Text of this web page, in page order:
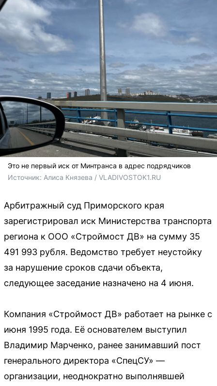
Это не первый иск от Минтранса в адрес подрядчиков
Источник: Алиса Князева / VLADIVOSTOK1.RU
Арбитражный суд Приморского края
зарегистрировал иск Министерства транспорта
региона к ООО «Строймост ДВ» на сумму 35
491 993 рубля. Ведомство требует неустойку
за нарушение сроков сдачи объекта,
следующее заседание назначено на 4 июня.
Компания «Строймост ДВ» работает на рынке с
июня 1995 года. Её основателем выступил
Владимир Марченко, ранее занимавший пост
генерального директора «СпецСУ» —
организации, неоднократно выполнявшей